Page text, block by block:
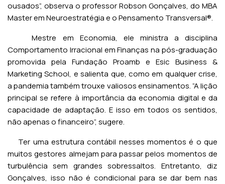
ousados”, observa o professor Robson Gonçalves, do MBA
Master em Neuroestratégia e o Pensamento Transversal®.
Mestre em Economia, ele ministra a disciplina
Comportamento Irracional em Finanças na pós-graduação
promovida pela Fundação Proamb e Esic Business &
Marketing School, e salienta que, como em qualquer crise,
a pandemia também trouxe valiosos ensinamentos. “A lição
principal se refere à importância da economia digital e da
capacidade de adaptação. E isso em todos os sentidos,
não apenas o financeiro”, sugere.
Ter uma estrutura contábil nesses momentos é o que
muitos gestores almejam para passar pelos momentos de
turbulência sem grandes sobressaltos. Entretanto, diz
Gonçalves, isso não é condicional para se dar bem nas